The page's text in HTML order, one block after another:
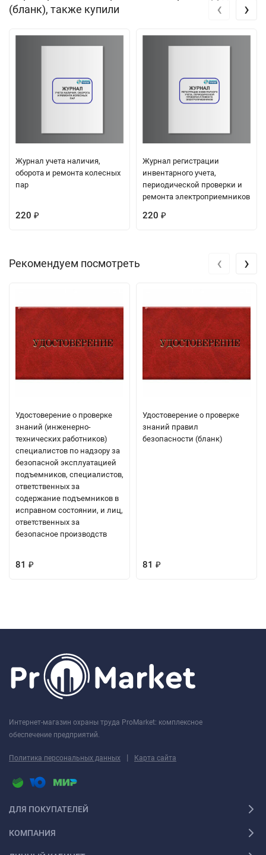
(бланк), также купили
Журнал учета наличия,
оборота и ремонта колесных
пар
220 ₽
Журнал регистрации
инвентарного учета,
периодической проверки и
ремонта электроприемников
220 ₽
‹ ›
Рекомендуем посмотреть
Удостоверение о проверке
знаний (инженерно-
технических работников)
специалистов по надзору за
безопасной эксплуатацией
подъемников, специалистов,
ответственных за
содержание подъемников в
исправном состоянии, и лиц,
ответственных за
безопасное производств
81 ₽
Удостоверение о проверке
знаний правил
безопасности (бланк)
81 ₽
‹ ›
Интернет-магазин охраны труда ProMarket: комплексное
обеспечение предприятий.
Политика персональных данных | Карта сайта
ДЛЯ ПОКУПАТЕЛЕЙ
КОМПАНИЯ